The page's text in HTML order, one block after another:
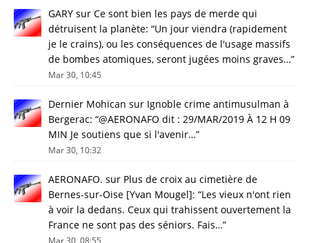
GARY sur Ce sont bien les pays de merde qui
détruisent la planète: “Un jour viendra (rapidement
je le crains), ou les conséquences de l'usage massifs
de bombes atomiques, seront jugées moins graves…”
Mar 30, 10:45
Dernier Mohican sur Ignoble crime antimusulman à
Bergerac: “@AERONAFO dit : 29/MAR/2019 À 12 H 09
MIN Je soutiens que si l'avenir…”
Mar 30, 10:32
AERONAFO. sur Plus de croix au cimetière de
Bernes-sur-Oise [Yvan Mougel]: “Les vieux n'ont rien
à voir la dedans. Ceux qui trahissent ouvertement la
France ne sont pas des séniors. Fais…”
Mar 30, 08:55